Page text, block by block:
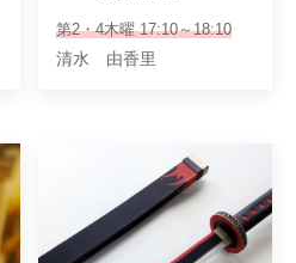
第2・4木曜 17:10～18:10
清水 由香里